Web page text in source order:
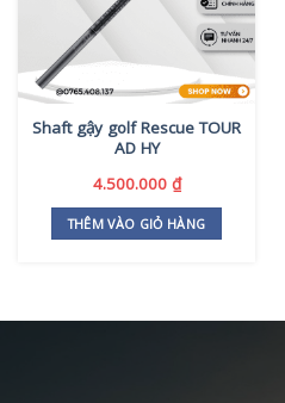
Shaft gậy golf Rescue TOUR
AD HY
4.500.000 ₫
THÊM VÀO GIỎ HÀNG